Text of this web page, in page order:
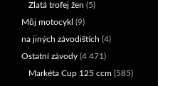
Zlatá trofej žen (5)
Můj motocykl (9)
na jiných závodištích (4)
Ostatní závody (4 471)
Markéta Cup 125 ccm (585)